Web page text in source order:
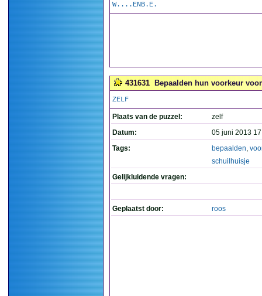
W....ENB.E.
431631 Bepaalden hun voorkeur
ZELF
Plaats van de puzzel:
zelf
Datum:
05 juni 2013
Tags:
bepaalden,
schuilhuisje
Gelijkluidende vragen:
Geplaatst door: roos